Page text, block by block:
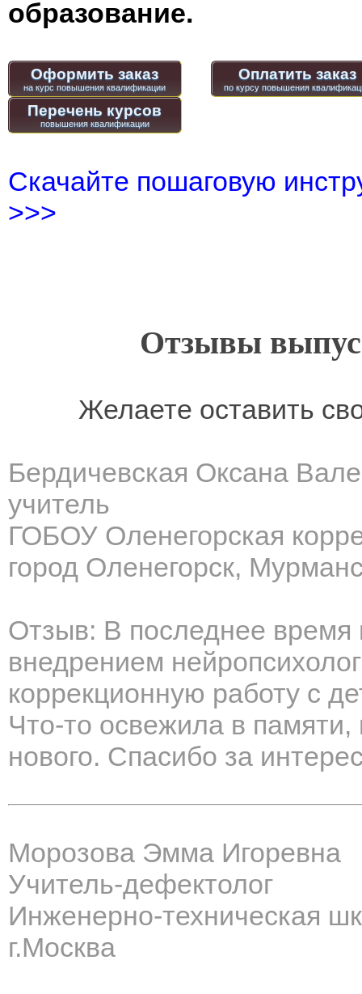
образование.
Оформить заказ Оплатить заказ
Перечень курсов
повышения квалификации
Скачайте пошаговую
>>>
Отзывы
Желаете оставить
Бердичевская Оксана
учитель
ГОБОУ Оленегорская
город Оленегорск,
Отзыв: В последнее время
внедрением
коррекционную работу с
Что-то освежила в
нового. Спасибо за
Морозова Эмма Игоревна
Учитель-дефектолог
Инженерно-техническая
г.Москва